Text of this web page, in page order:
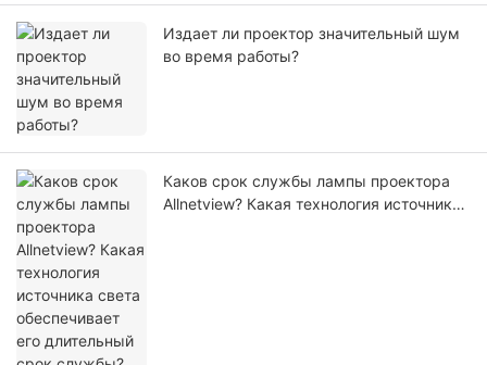
Издает ли проектор значительный шум
во время работы?
Каков срок службы лампы проектора
Allnetview? Какая технология источника